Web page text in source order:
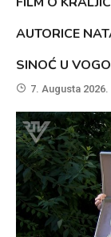
AUTORICE
SINOĆ U
7. Augusta 2026.